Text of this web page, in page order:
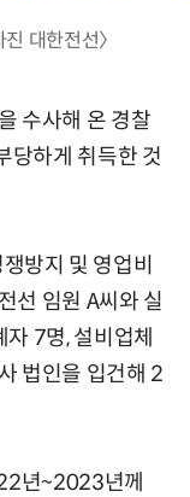
대한전선〉
수사해 온 경찰
당하게 취득한 것
방지 및 영업비
선 임원 A씨와 실
7명, 설비업체
법인을 입건해 2
년~2023년께